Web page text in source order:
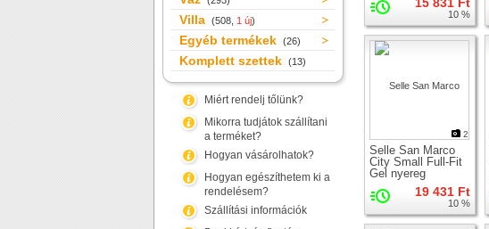
Villa (508, 1 új)
Egyéb termékek (26)
Komplett szettek (13)
Miért rendelj tőlünk?
Mikorra tudjátok szállítani
a terméket?
Hogyan vásárolhatok?
Hogyan egészíthetem ki a
rendelésem?
Szállítási információk
10 %
2
Selle San Marco
City Small Full-Fit
Gel nyereg
19 431 Ft
10 %